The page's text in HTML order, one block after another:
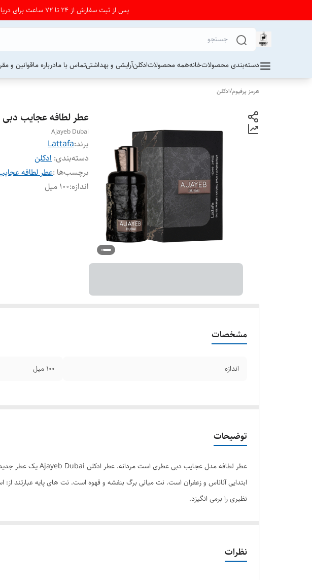
پس از ثبت سفارش از 24 تا 72 ساعت برای دریافت کد رهیگیری پستی به واتساپ فروشگاه 09164011655 پی ام بدین
دسته‌بندی محصولاتخانههمه محصولاتادکلنآرایشی و بهداشتیتماس با مادرباره ماقوانین و
هرمز پرفیوم/ادکلن
عطر لطافه عجایب دبی (مردانه)
Ajayeb Dubai
برند:Lattafa
دسته‌بندی: ادکلن
برچسب‌ها :عطر لطافه عجایب دبی
اندازه:۱۰۰ میل
مشخصات
اندازه ۱۰۰ میل
توضیحات
ابتدایی آناناس و زعفران است. نت میانی برگ بنفشه و قهوه است. نت های پایه
نظیری را برمی انگیزد.
عطر قهوه عربیکا با رایحه‌ای گرم و دلنشین ، تجربه‌ ای لطیف و آرامش‌ بخش را برای ما
صندل و وانیل حسی از ثبات و پایداری را به ما می‌دهد. عطر وانیل با بوی شیرین و خنک
نظرات